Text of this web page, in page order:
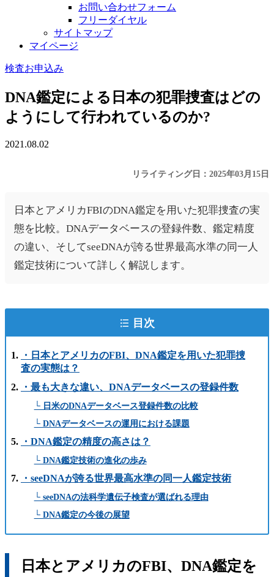
お問い合わせフォーム
フリーダイヤル
サイトマップ
マイページ
検査お申込み
DNA鑑定による日本の犯罪捜査はどの
ようにして行われているのか?
2021.08.02
リライティング日：2025年03月15日
日本とアメリカFBIのDNA鑑定を用いた犯罪捜査の実
態を比較。DNAデータベースの登録件数、鑑定精度
の違い、そしてseeDNAが誇る世界最高水準の同一人
鑑定技術について詳しく解説します。
目次
・日本とアメリカのFBI、DNA鑑定を用いた犯罪捜
査の実態は？
・最も大きな違い、DNAデータベースの登録件数
└ 日米のDNAデータベース登録件数の比較
└ DNAデータベースの運用における課題
・DNA鑑定の精度の高さは？
└ DNA鑑定技術の進化の歩み
・seeDNAが誇る世界最高水準の同一人鑑定技術
└ seeDNAの法科学遺伝子検査が選ばれる理由
└ DNA鑑定の今後の展望
日本とアメリカのFBI、DNA鑑定を